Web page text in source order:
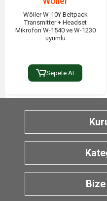
Wöller W-10Y Beltpack
Transmitter + Headset
Mikrofon W-1540 ve W-1230
uyumlu
Sepete At
Bize